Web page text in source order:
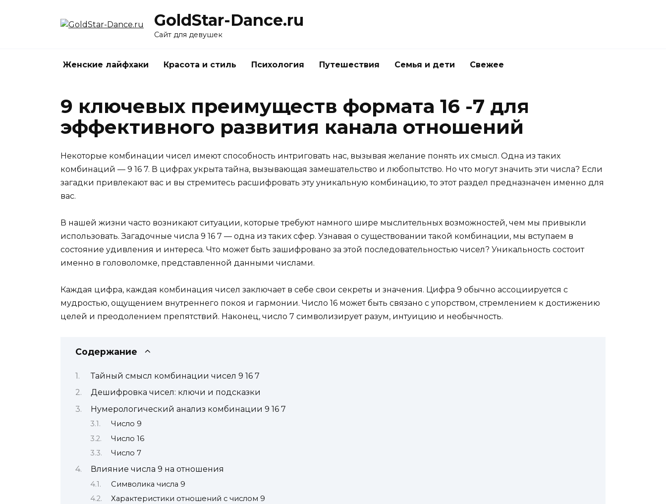
GoldStar-Dance.ru
Сайт для девушек
Женские лайфхаки Красота и стиль Психология Путешествия Семья и дети Свежее
9 ключевых преимуществ формата 16 -7 для
эффективного развития канала отношений
Некоторые комбинации чисел имеют способность интриговать нас, вызывая желание понять их смысл. Одна из таких
комбинаций — 9 16 7. В цифрах укрыта тайна, вызывающая замешательство и любопытство. Но что могут значить эти числа? Если
загадки привлекают вас и вы стремитесь расшифровать эту уникальную комбинацию, то этот раздел предназначен именно для
вас.
В нашей жизни часто возникают ситуации, которые требуют намного шире мыслительных возможностей, чем мы привыкли
использовать. Загадочные числа 9 16 7 — одна из таких сфер. Узнавая о существовании такой комбинации, мы вступаем в
состояние удивления и интереса. Что может быть зашифровано за этой последовательностью чисел? Уникальность состоит
именно в головоломке, представленной данными числами.
Каждая цифра, каждая комбинация чисел заключает в себе свои секреты и значения. Цифра 9 обычно ассоциируется с
мудростью, ощущением внутреннего покоя и гармонии. Число 16 может быть связано с упорством, стремлением к достижению
целей и преодолением препятствий. Наконец, число 7 символизирует разум, интуицию и необычность.
Содержание
Тайный смысл комбинации чисел 9 16 7
Дешифровка чисел: ключи и подсказки
Нумерологический анализ комбинации 9 16 7
Число 9
Число 16
Число 7
Влияние числа 9 на отношения
Символика числа 9
Характеристики отношений с числом 9